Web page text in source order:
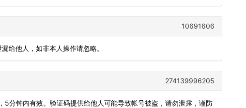
10691606
给他人，如非本人操作请忽略。
274139996205
5分钟内有效。验证码提供给他人可能导致帐号被盗，请勿泄露，谨防